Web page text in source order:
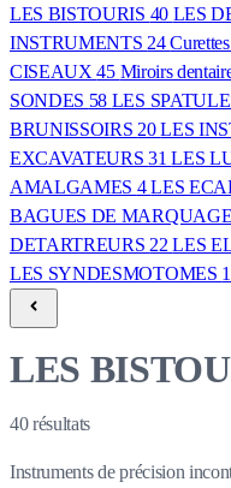
LES BISTOURIS 40 LES
INSTRUMENTS 24
CISEAUX45 Miroirs
SONDES 58 LES
BRUNISSOIRS 20LES
EXCAVATEURS31LES
AMALGAMES 4LES
BAGUES DE MARQUAGE
DETARTREURS 22LES
LES SYNDESMOTOMES
LES
40résultats
Instruments de précision